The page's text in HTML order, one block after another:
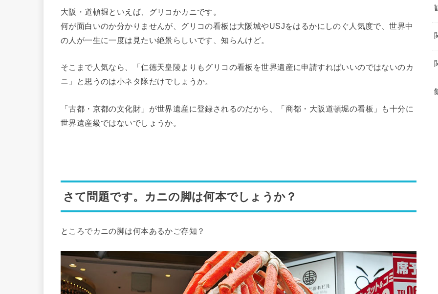
大阪・道頓堀といえば、グリコかカニです。
何が面白いのか分かりませんが、グリコの看板は大阪城やUSJをはるかにしのぐ人気度で、世界中
の人が一生に一度は見たい絶景らしいです、知らんけど。
そこまで人気なら、「仁徳天皇陵よりもグリコの看板を世界遺産に申請すればいいのではないのカ
ニ」と思うのは小ネタ隊だけでしょうか。
「古都・京都の文化財」が世界遺産に登録されるのだから、「商都・大阪道頓堀の看板」も十分に
世界遺産級ではないでしょうか。
さて問題です。カニの脚は何本でしょうか？
ところでカニの脚は何本あるかご存知？